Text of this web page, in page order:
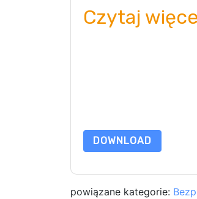
Czytaj
DOWNLOAD
powiązane kategorie: